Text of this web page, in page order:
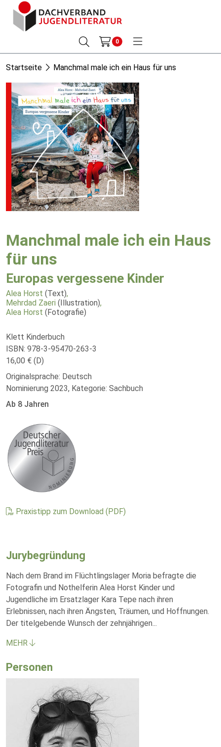
0
Startseite Manchmal male ich ein Haus für uns
Manchmal male ich ein Haus
für uns
Europas vergessene Kinder
Alea Horst (Text),
Mehrdad Zaeri (Illustration),
Alea Horst (Fotografie)
Klett Kinderbuch
ISBN: 978-3-95470-263-3
16,00 € (D)
Originalsprache: Deutsch
Nominierung 2023, Kategorie: Sachbuch
Ab 8 Jahren
Praxistipp zum Download (PDF)
Jurybegründung
Nach dem Brand im Flüchtlingslager Moria befragte die
Fotografin und Nothelferin Alea Horst Kinder und
Jugendliche im Ersatzlager Kara Tepe nach ihren
Erlebnissen, nach ihren Ängsten, Träumen, und Hoffnungen.
Der titelgebende Wunsch der zehnjährigen...
MEHR
Personen